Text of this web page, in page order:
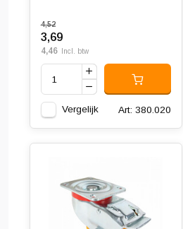
4,52
3,69
4,46 Incl. btw
Vergelijk Art: 380.020